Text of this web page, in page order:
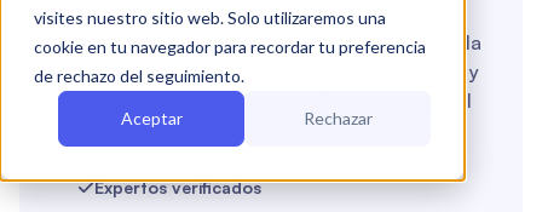
visites nuestro sitio web. Solo utilizaremos una
cookie en tu navegador para recordar tu preferencia
de rechazo del seguimiento.
Aceptar Rechazar
Encontramos el mejor encaje para gestionar la
contabilidad y los impuestos de tu empresa, y
te acompañamos para que siempre tengas el
apoyo que necesitas.
Expertos verificados